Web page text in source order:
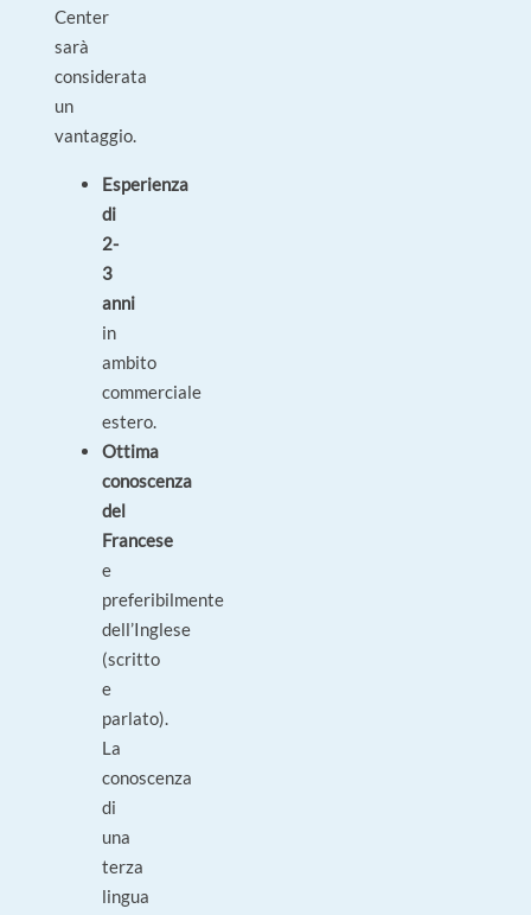
Center
sarà
considerata
un
vantaggio.
Esperienza
di
2-
3
anni
in
ambito
commerciale
estero.
Ottima
conoscenza
del
Francese
e
preferibilmente
dell’Inglese
(scritto
e
parlato).
La
conoscenza
di
una
terza
lingua